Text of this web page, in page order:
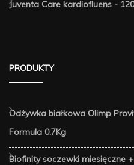
Juventa Care kardiofluens -
PRODUKTY
Odżywka białkowa Olimp
Formula 0.7Kg
Biofinity soczewki miesięczne